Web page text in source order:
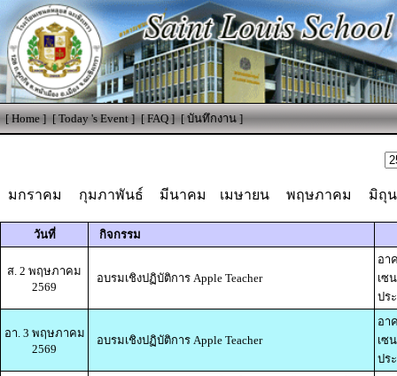
[Home] [Today 's Event] [FAQ] [บันทึกงาน]
มกราคม กุมภาพันธ์ มีนาคม เมษายน พฤษภาคม มิถุ
วันที่ กิจกรรม
ส. 2 พฤษภาคม
2569
อบรมเชิงปฏิบัติการ Apple Teacher
อา
เซ
ปร
อา. 3 พฤษภาคม
2569
อบรมเชิงปฏิบัติการ Apple Teacher
อา
เซ
ปร